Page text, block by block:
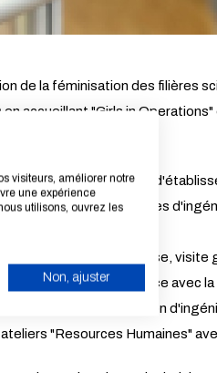
ANNULER
de la féminisation des filières
accueillant "Girls in
12 collégiennes issues
et des carrières
et de chercheuse,
ludique au MakerSpace
campus et de la formation
"Resources Humaines"
visiteurs, améliorer notre
une expérience
utilisons, ouvrez les
Non, ajuster